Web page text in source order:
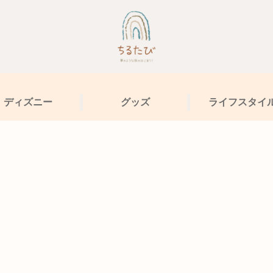
ディズニー グッズ ライフスタイ